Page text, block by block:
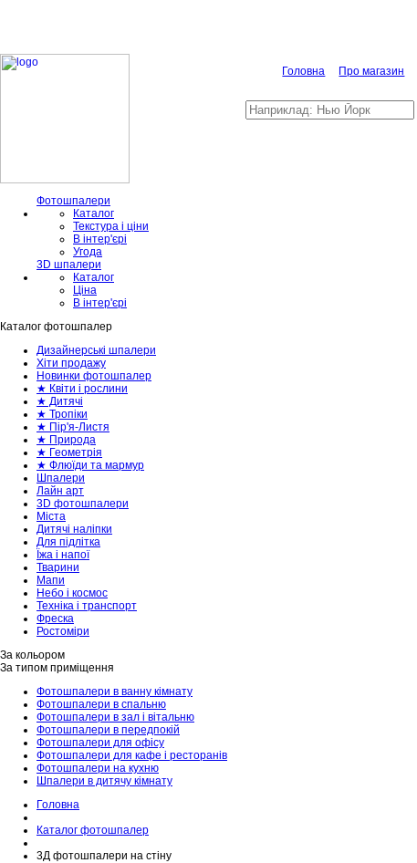
Головна Про магазин
Фотошпалери
Каталог
Текстура і ціни
В інтер'єрі
Угода
3D шпалери
Каталог
Ціна
В інтер'єрі
Каталог фотошпалер
Дизайнерські шпалери
Хіти продажу
Новинки фотошпалер
★ Квіти і рослини
★ Дитячі
★ Тропіки
★ Пір'я-Листя
★ Природа
★ Геометрія
★ Флюїди та мармур
Шпалери
Лайн арт
3D фотошпалери
Міста
Дитячі наліпки
Для підлітка
Їжа і напої
Тварини
Мапи
Небо і космос
Техніка і транспорт
Фреска
Ростоміри
За кольором
За типом приміщення
Фотошпалери в ванну кімнату
Фотошпалери в спальню
Фотошпалери в зал і вітальню
Фотошпалери в передпокій
Фотошпалери для офісу
Фотошпалери для кафе і ресторанів
Фотошпалери на кухню
Шпалери в дитячу кімнату
Головна
Каталог фотошпалер
3Д фотошпалери на стіну